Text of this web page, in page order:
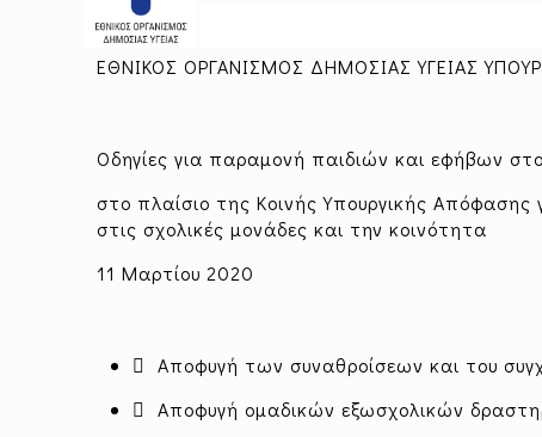
ΕΘΝΙΚΟΣ ΟΡΓΑΝΙΣΜΟΣ ΔΗΜΟΣΙΑΣ ΥΓΕΙΑΣ
Οδηγίες για παραμονή παιδιών και εφήβων
στο πλαίσιο της Κοινής Υπουργικής
στις σχολικές μονάδες και την κοινότητα
11 Μαρτίου 2020
 Αποφυγή των συναθροίσεων και του
 Αποφυγή ομαδικών εξωσχολικών